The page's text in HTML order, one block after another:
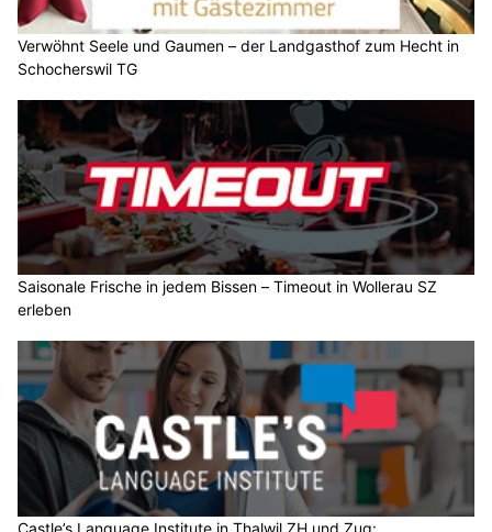
Verwöhnt Seele und Gaumen – der Landgasthof zum Hecht in
Schocherswil TG
Saisonale Frische in jedem Bissen – Timeout in Wollerau SZ
erleben
Castle’s Language Institute in Thalwil ZH und Zug: